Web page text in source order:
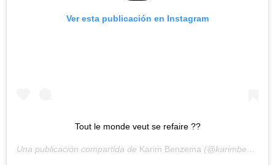
Ver esta publicación en Instagram
Tout le monde veut se refaire ??
Una publicación compartida de Karim Benzema (@karimbenzema) el